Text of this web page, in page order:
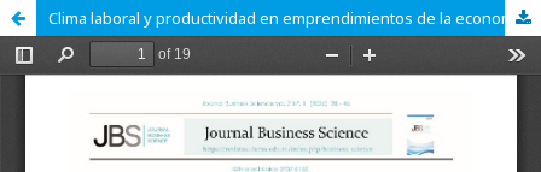
Clima laboral y productividad en emprendimientos de la economía popular y solidaria en Ecuador